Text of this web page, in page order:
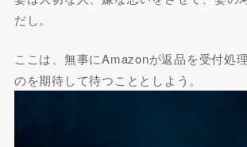
だし。
ここは、無事にAmazonが返品を受付処
のを期待して待つこととしよう。